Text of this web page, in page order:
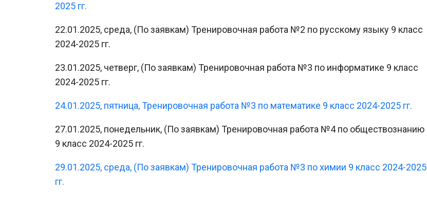
2025 гг.
22.01.2025, среда, (По заявкам) Тренировочная работа №2 по русскому языку 9 класс
2024-2025 гг.
23.01.2025, четверг, (По заявкам) Тренировочная работа №3 по информатике 9 класс
2024-2025 гг.
24.01.2025, пятница, Тренировочная работа №3 по математике 9 класс 2024-2025 гг.
27.01.2025, понедельник, (По заявкам) Тренировочная работа №4 по обществознанию
9 класс 2024-2025 гг.
29.01.2025, среда, (По заявкам) Тренировочная работа №3 по химии 9 класс 2024-2025
гг.